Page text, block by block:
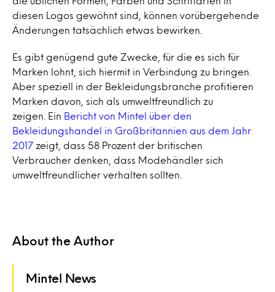
diesen Logos gewöhnt sind, können vorübergehende
Änderungen tatsächlich etwas bewirken.
Es gibt genügend gute Zwecke, für die es sich für
Marken lohnt, sich hiermit in Verbindung zu bringen.
Aber speziell in der Bekleidungsbranche profitieren
Marken davon, sich als umweltfreundlich zu
zeigen. Ein Bericht von Mintel über den
Bekleidungshandel in Großbritannien aus dem Jahr
2017 zeigt, dass 58 Prozent der britischen
Verbraucher denken, dass Modehändler sich
umweltfreundlicher verhalten sollten.
About the Author
Mintel News